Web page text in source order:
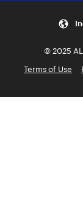
© 2025
Terms of Use